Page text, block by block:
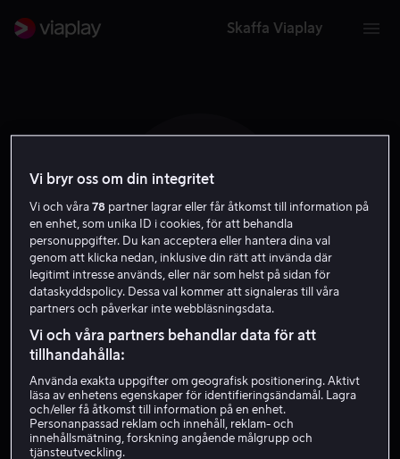
Skaffa Viaplay
M W
Mark Williams-
Thomas
Själv
Vi bryr oss om din integritet
Vi och våra78 partner lagrar eller får åtkomst till information på
en enhet, som unika ID i cookies, för att behandla
personuppgifter. Du kan acceptera eller hantera dina val
genom att klicka nedan, inklusive din rätt att invända där
legitimt intresse används, eller när som helst på sidan för
dataskyddspolicy. Dessa val kommer att signaleras till våra
partners och påverkar inte webbläsningsdata.
Vi och våra partners behandlar data för att
tillhandahålla:
Använda exakta uppgifter om geografisk positionering. Aktivt
läsa av enhetens egenskaper för identifieringsändamål. Lagra
och/eller få åtkomst till information på en enhet.
Personanpassad reklam och innehåll, reklam- och
innehållsmätning, forskning angående målgrupp och
tjänsteutveckling.